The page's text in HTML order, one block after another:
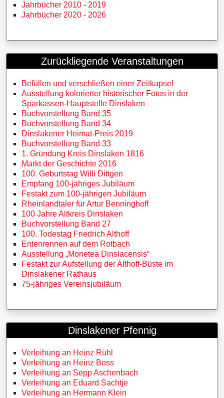
Jahrbücher 2010 - 2019
Jahrbücher 2020 - 2026
Zurückliegende Veranstaltungen
Befüllen und verschließen einer Zeitkapsel
Ausstellung kolorierter historischer Fotos in der
Sparkassen-Hauptstelle Dinslaken
Buchvorstellung Band 35
Buchvorstellung Band 34
Dinslakener Heimat-Preis 2019
Buchvorstellung Band 33
1. Gründung Kreis Dinslaken 1816
Markt der Geschichte 2016
100. Geburtstag Willi Dittgen
Empfang 100-jähriges Jubiläum
Festakt zum 100-jährigen Jubiläum
Rheinlandtaler für Artur Benninghoff
100 Jahre Altkreis Dinslaken
Buchvorstellung Band 27
100. Todestag Friedrich Althoff
Entenrennen auf dem Rotbach
Ausstellung „Monetea Dinslacensis“
Festakt zur Aufstellung der Althoff-Büste im
Dinslakener Rathaus
75-jähriges Vereinsjubiläum
Dinslakener Pfennig
Verleihung an Heinz Rühl
Verleihung an Heinz Boss
Verleihung an Sepp Aschenbach
Verleihung an Eduard Sachtje
Verleihung an Hermann Klein